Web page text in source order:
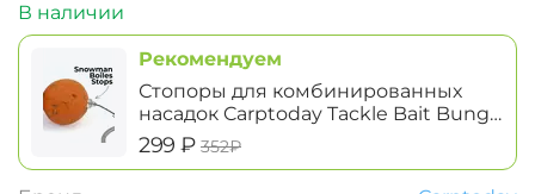
В наличии
Рекомендуем
Стопоры для комбинированных
насадок Carptoday Tackle Bait Bung
Snowman Boiles Stops
‍299‍ ₽ ‍352‍₽